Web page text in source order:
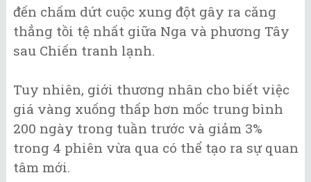
đến chấm dứt cuộc xung đột gây ra căng
thẳng tồi tệ nhất giữa Nga và phương Tây
sau Chiến tranh lạnh.
Tuy nhiên, giới thương nhân cho biết việc
giá vàng xuống thấp hơn mốc trung bình
200 ngày trong tuần trước và giảm 3%
trong 4 phiên vừa qua có thể tạo ra sự quan
tâm mới.